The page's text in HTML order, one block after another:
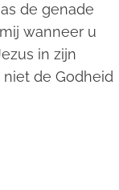
de genade
wanneer u
in zijn
de Godheid